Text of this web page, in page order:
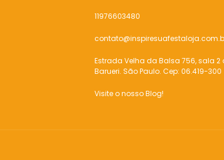
11976603480
Estrada Velha da Balsa 756, sala
Barueri. São Paulo. Cep: 06.419-300
Visite o nosso Blog!